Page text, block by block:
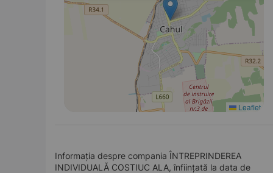
Leaflet
Informația despre compania ÎNTREPRINDEREA
INDIVIDUALĂ COSTIUC ALA, înființată la data de